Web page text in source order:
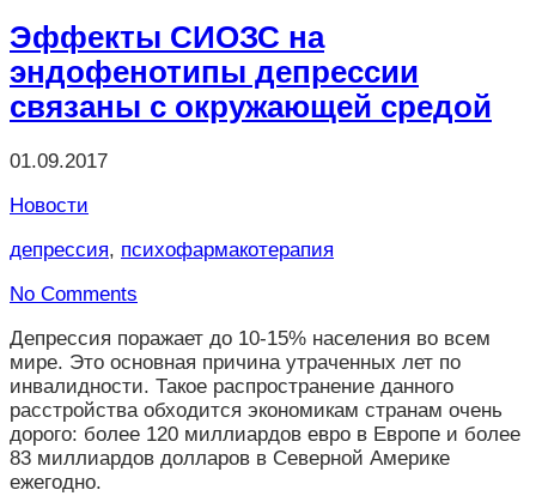
Эффекты СИОЗС на
эндофенотипы депрессии
связаны с окружающей средой
01.09.2017
Новости
депрессия, психофармакотерапия
No Comments
Депрессия поражает до 10-15% населения во всем
мире. Это основная причина утраченных лет по
инвалидности. Такое распространение данного
расстройства обходится экономикам странам очень
дорого: более 120 миллиардов евро в Европе и более
83 миллиардов долларов в Северной Америке
ежегодно.